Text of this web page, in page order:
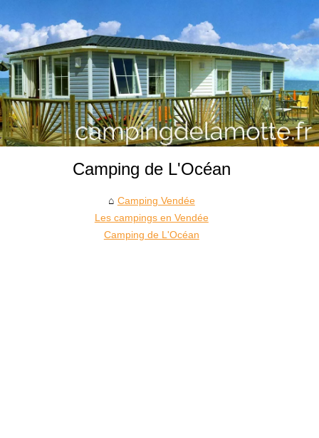
Camping de L'Océan
Camping Vendée
Les campings en Vendée
Camping de L'Océan